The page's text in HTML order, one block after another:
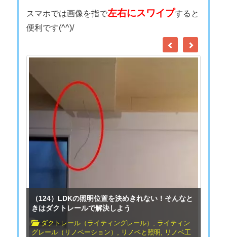
スマホでは画像を指で左右にスワイプすると
便利です(^^)/
（124）LDKの照明位置を決めきれない！そんなと
きはダクトレールで解決しよう
ダクトレール（ライティングレール） , ライティン
グレール（リノベーション） , リノベと照明 , リノベ工